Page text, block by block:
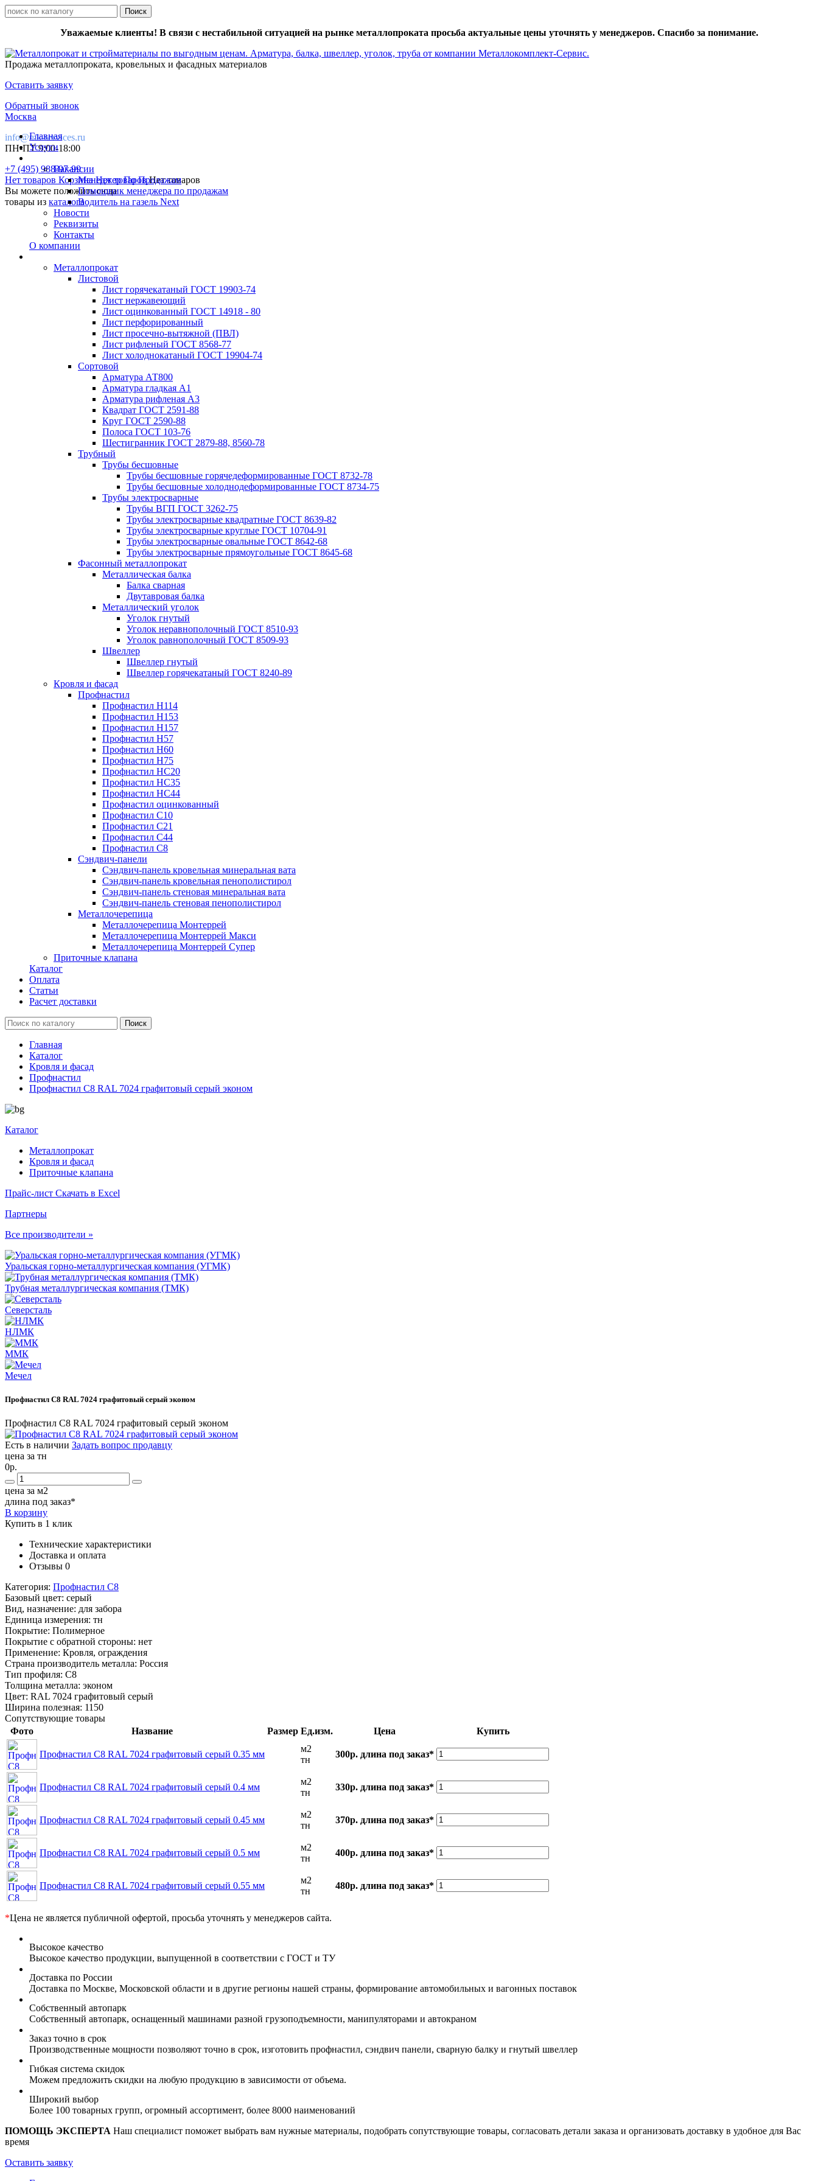
Уважаемые клиенты! В связи с нестабильной ситуацией на рынке металлопроката просьба актуальные цены уточнять у менеджеров. Спасибо за понимание.
Продажа металлопроката, кровельных и фасадных материалов
Оставить заявку
Обратный звонок
Москва
info@mk-services.ru
ПН-ПТ 9:00-18:00
+7 (495) 988-97-99
Нет товаров КорзинаНет товаровНет товаров
Вы можете положить сюда
товары из каталога
Главная
Услуги
Вакансии
Менеджер По Продажам
Помощник менеджера по продажам
Водитель на газель Next
Новости
Реквизиты
Контакты
О компании
Металлопрокат
Листовой
Лист горячекатаный ГОСТ 19903-74
Лист нержавеющий
Лист оцинкованный ГОСТ 14918 - 80
Лист перфорированный
Лист просечно-вытяжной (ПВЛ)
Лист рифленый ГОСТ 8568-77
Лист холоднокатаный ГОСТ 19904-74
Сортовой
Арматура АТ800
Арматура гладкая А1
Арматура рифленая А3
Квадрат ГОСТ 2591-88
Круг ГОСТ 2590-88
Полоса ГОСТ 103-76
Шестигранник ГОСТ 2879-88, 8560-78
Трубный
Трубы бесшовные
Трубы бесшовные горячедеформированные ГОСТ 8732-78
Трубы бесшовные холоднодеформированные ГОСТ 8734-75
Трубы электросварные
Трубы ВГП ГОСТ 3262-75
Трубы электросварные квадратные ГОСТ 8639-82
Трубы электросварные круглые ГОСТ 10704-91
Трубы электросварные овальные ГОСТ 8642-68
Трубы электросварные прямоугольные ГОСТ 8645-68
Фасонный металлопрокат
Металлическая балка
Балка сварная
Двутавровая балка
Металлический уголок
Уголок гнутый
Уголок неравнополочный ГОСТ 8510-93
Уголок равнополочный ГОСТ 8509-93
Швеллер
Швеллер гнутый
Швеллер горячекатаный ГОСТ 8240-89
Кровля и фасад
Профнастил
Профнастил Н114
Профнастил Н153
Профнастил Н157
Профнастил Н57
Профнастил Н60
Профнастил Н75
Профнастил НС20
Профнастил НС35
Профнастил НС44
Профнастил оцинкованный
Профнастил С10
Профнастил С21
Профнастил С44
Профнастил С8
Сэндвич-панели
Сэндвич-панель кровельная минеральная вата
Сэндвич-панель кровельная пенополистирол
Сэндвич-панель стеновая минеральная вата
Сэндвич-панель стеновая пенополистирол
Металлочерепица
Металлочерепица Монтеррей
Металлочерепица Монтеррей Макси
Металлочерепица Монтеррей Супер
Приточные клапана
Каталог
Оплата
Статьи
Расчет доставки
Главная
Каталог
Кровля и фасад
Профнастил
Профнастил С8 RAL 7024 графитовый серый эконом
Каталог
Металлопрокат
Кровля и фасад
Приточные клапана
Прайс-лист Скачать в Excel
Партнеры
Все производители »
Уральская горно-металлургическая компания (УГМК)
Трубная металлургическая компания (ТМК)
Северсталь
НЛМК
ММК
Мечел
Профнастил С8 RAL 7024 графитовый серый эконом
Профнастил С8 RAL 7024 графитовый серый эконом
Есть в наличии Задать вопрос продавцу
цена за тн
0р.
цена за м2
длина под заказ*
В корзину
Купить в 1 клик
Технические характеристики
Доставка и оплата
Отзывы 0
Категория: Профнастил С8
Базовый цвет: серый
Вид, назначение: для забора
Единица измерения: тн
Покрытие: Полимерное
Покрытие с обратной стороны: нет
Применение: Кровля, ограждения
Страна производитель металла: Россия
Тип профиля: С8
Толщина металла: эконом
Цвет: RAL 7024 графитовый серый
Ширина полезная: 1150
Сопутствующие товары
Фото
Название Размер Ед.изм. Цена Купить
Профнастил С8 RAL 7024 графитовый серый 0.35 мм
м2
тн
300р. длина под заказ*
Профнастил С8 RAL 7024 графитовый серый 0.4 мм
м2
тн
330р. длина под заказ*
Профнастил С8 RAL 7024 графитовый серый 0.45 мм
м2
тн
370р. длина под заказ*
Профнастил С8 RAL 7024 графитовый серый 0.5 мм
м2
тн
400р. длина под заказ*
Профнастил С8 RAL 7024 графитовый серый 0.55 мм
м2
тн
480р. длина под заказ*
*Цена не является публичной офертой, просьба уточнять у менеджеров сайта.
Высокое качество
Высокое качество продукции, выпущенной в соответствии с ГОСТ и ТУ
Доставка по России
Доставка по Москве, Московской области и в другие регионы нашей страны, формирование автомобильных и вагонных поставок
Собственный автопарк
Собственный автопарк, оснащенный машинами разной грузоподъемности, манипуляторами и автокраном
Заказ точно в срок
Производственные мощности позволяют точно в срок, изготовить профнастил, сэндвич панели, сварную балку и гнутый швеллер
Гибкая система скидок
Можем предложить скидки на любую продукцию в зависимости от объема.
Широкий выбор
Более 100 товарных групп, огромный ассортимент, более 8000 наименований
ПОМОЩЬ ЭКСПЕРТА Наш специалист поможет выбрать вам нужные материалы, подобрать сопутствующие товары, согласовать детали заказа и организовать доставку в удобное для Вас
время
Оставить заявку